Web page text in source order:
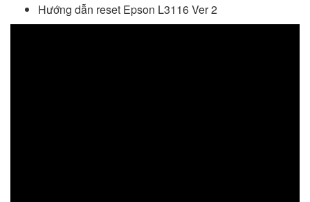
Hướng dẫn reset Epson L3116 Ver 2